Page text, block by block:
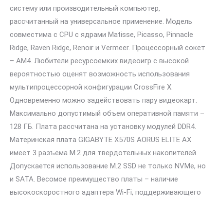
систему или производительный компьютер,
рассчитанный на универсальное применение. Модель
совместима с CPU с ядрами Matisse, Picasso, Pinnacle
Ridge, Raven Ridge, Renoir и Vermeer. Процессорный сокет
– AM4. Любители ресурсоемких видеоигр с высокой
вероятностью оценят возможность использования
мультипроцессорной конфигурации CrossFire X.
Одновременно можно задействовать пару видеокарт.
Максимально допустимый объем оперативной памяти –
128 ГБ. Плата рассчитана на установку модулей DDR4.
Материнская плата GIGABYTE X570S AORUS ELITE AX
имеет 3 разъема M.2 для твердотельных накопителей.
Допускается использование M.2 SSD не только NVMe, но
и SATA. Весомое преимущество платы – наличие
высокоскоростного адаптера Wi-Fi, поддерживающего